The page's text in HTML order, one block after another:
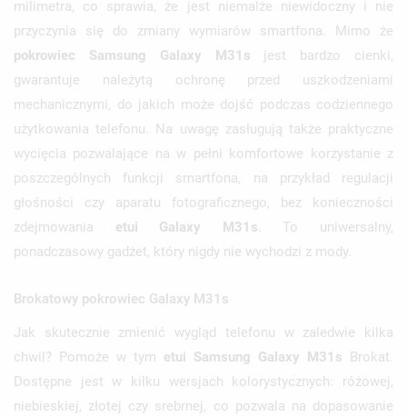
milimetra, co sprawia, że jest niemalże niewidoczny i nie
przyczynia się do zmiany wymiarów smartfona. Mimo że
pokrowiec Samsung Galaxy M31s jest bardzo cienki,
gwarantuje należytą ochronę przed uszkodzeniami
mechanicznymi, do jakich może dojść podczas codziennego
użytkowania telefonu. Na uwagę zasługują także praktyczne
wycięcia pozwalające na w pełni komfortowe korzystanie z
poszczególnych funkcji smartfona, na przykład regulacji
głośności czy aparatu fotograficznego, bez konieczności
zdejmowania etui Galaxy M31s . To uniwersalny,
ponadczasowy gadżet, który nigdy nie wychodzi z mody.
Brokatowy pokrowiec Galaxy M31s
Jak skutecznie zmienić wygląd telefonu w zaledwie kilka
chwil? Pomoże w tym etui Samsung Galaxy M31s Brokat.
Dostępne jest w kilku wersjach kolorystycznych: różowej,
niebieskiej, złotej czy srebrnej, co pozwala na dopasowanie